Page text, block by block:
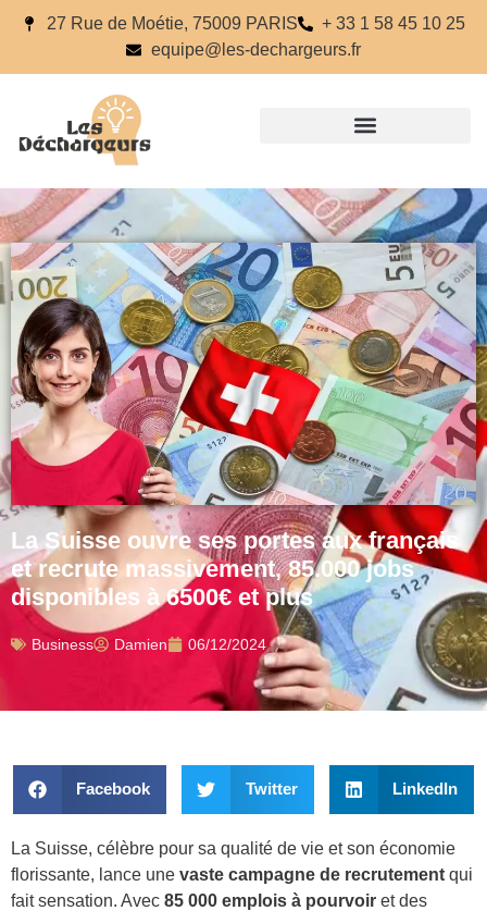
27 Rue de Moétie, 75009 PARIS
+ 33 1 58 45 10 25
equipe@les-dechargeurs.fr
La Suisse ouvre ses portes aux français
et recrute massivement, 85.000 jobs
disponibles à 6500€ et plus
Business Damien 06/12/2024
Facebook Twitter LinkedIn
La Suisse, célèbre pour sa qualité de vie et son économie
florissante, lance une vaste campagne de recrutement qui
fait sensation. Avec 85 000 emplois à pourvoir et des